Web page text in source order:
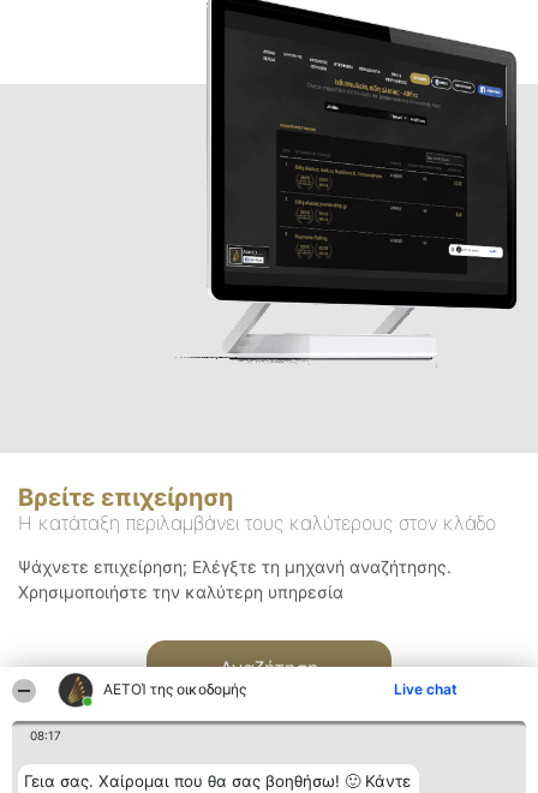
ΑΕΤΟΊ της οικοδομής Live chat
08:17
Γεια σας. Χαίρομαι που θα σας βοηθήσω! 🙂 Κάντε
Βρείτε επιχείρηση
Η κατάταξη περιλαμβάνει τους καλύτερους στον κλάδο
Ψάχνετε επιχείρηση; Ελέγξτε τη μηχανή αναζήτησης.
Χρησιμοποιήστε την καλύτερη υπηρεσία
Αναζήτηση